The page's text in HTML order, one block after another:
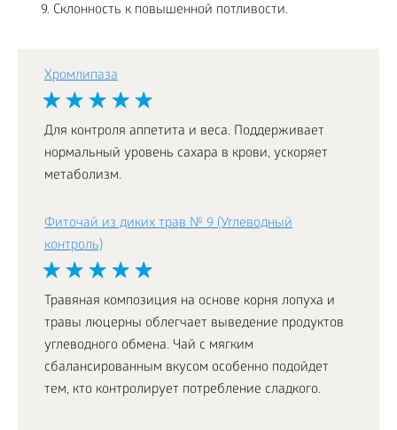
Склонность к повышенной потливости.
Хромлипаза
Для контроля аппетита и веса. Поддерживает
нормальный уровень сахара в крови, ускоряет
метаболизм.
Фиточай из диких трав № 9 (Углеводный
контроль)
Травяная композиция на основе корня лопуха и
травы люцерны облегчает выведение продуктов
углеводного обмена. Чай с мягким
сбалансированным вкусом особенно подойдет
тем, кто контролирует потребление сладкого.